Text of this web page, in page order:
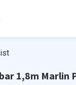
1,8m Marlin